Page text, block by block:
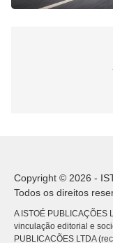
Copyright © 2026 -
Todos os direitos
A ISTOÉ PUBLICAÇÕES
vinculação editorial e
PUBLICACÕES LTDA